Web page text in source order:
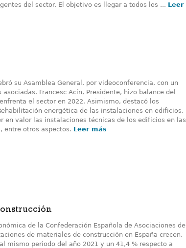
del sector. El objetivo es llegar a todos los ... Leer
su Asamblea General, por videoconferencia, con un
Francesc Acín, Presidente, hizo balance del
el sector en 2022. Asimismo, destacó los
energética de las instalaciones en edificios,
en valor las instalaciones técnicas de los edificios en las
entre otros aspectos. Leer más
de la Confederación Española de Asociaciones de
de materiales de construcción en España crecen,
mismo periodo del año 2021 y un 41,4 % respecto a